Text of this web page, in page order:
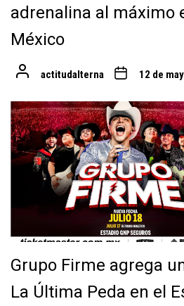
adrenalina al máximo
México
actitudalterna 12 de
Grupo Firme agrega
La Última Peda en el